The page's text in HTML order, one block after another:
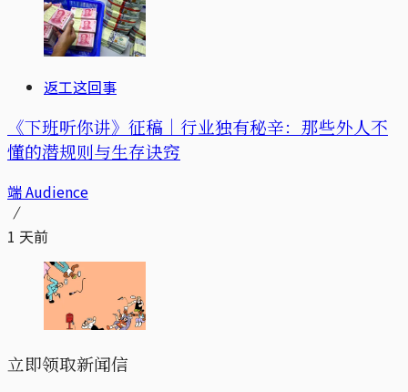
返工这回事
《下班听你讲》征稿｜行业独有秘辛：那些外人不
懂的潜规则与生存诀窍
端 Audience
1 天前
立即领取新闻信